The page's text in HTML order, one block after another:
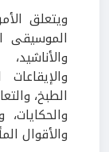
ويتعلق
الموسيقى
الطبخ،
والحكايات،
والأقوال